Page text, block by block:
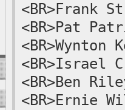
<BR>Frank
<BR>Pat
<BR>Israel
<BR>Ben
<BR>Ernie